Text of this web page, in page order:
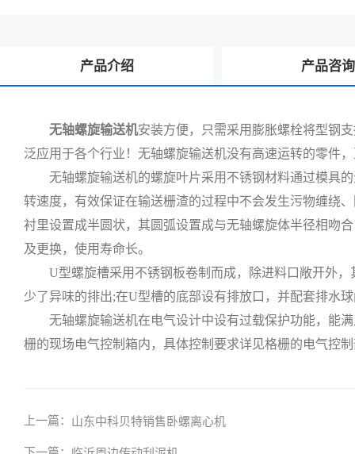
产品介绍 产品咨询
无轴螺旋输送机安装方便，只需采用膨胀螺栓将型钢
泛应用于各个行业！无轴螺旋输送机没有高速运转的零件
无轴螺旋输送机的螺旋叶片采用不锈钢材料通过模具的
转速度，有效保证在输送栅渣的过程中不会发生污物缠绕
衬里设置成半圆状，其圆弧设置成与无轴螺旋体半径相吻
及更换，使用寿命长。
U型螺旋槽采用不锈钢板卷制而成，除进料口敞开外，
少了异味的排出;在U型槽的底部设有排放口，并配套排水
无轴螺旋输送机在电气设计中设有过载保护功能，能满
栅的现场电气控制箱内，具体控制要求详见格栅的电气控
上一篇： 山东中科贝特销售卧螺离心机